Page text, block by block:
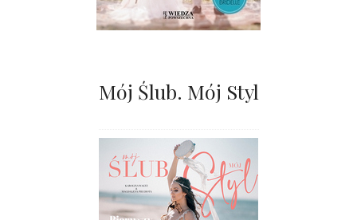
Mój Ślub. Mój Styl